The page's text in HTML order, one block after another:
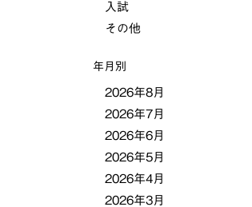
入試
その他
年月別
2026年8月
2026年7月
2026年6月
2026年5月
2026年4月
2026年3月